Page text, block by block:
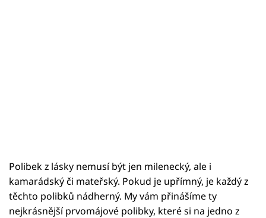
Polibek z lásky nemusí být jen milenecký, ale i
kamarádský či mateřský. Pokud je upřímný, je každý z
těchto polibků nádherný. My vám přinášíme ty
nejkrásnější prvomájové polibky, které si na jedno z